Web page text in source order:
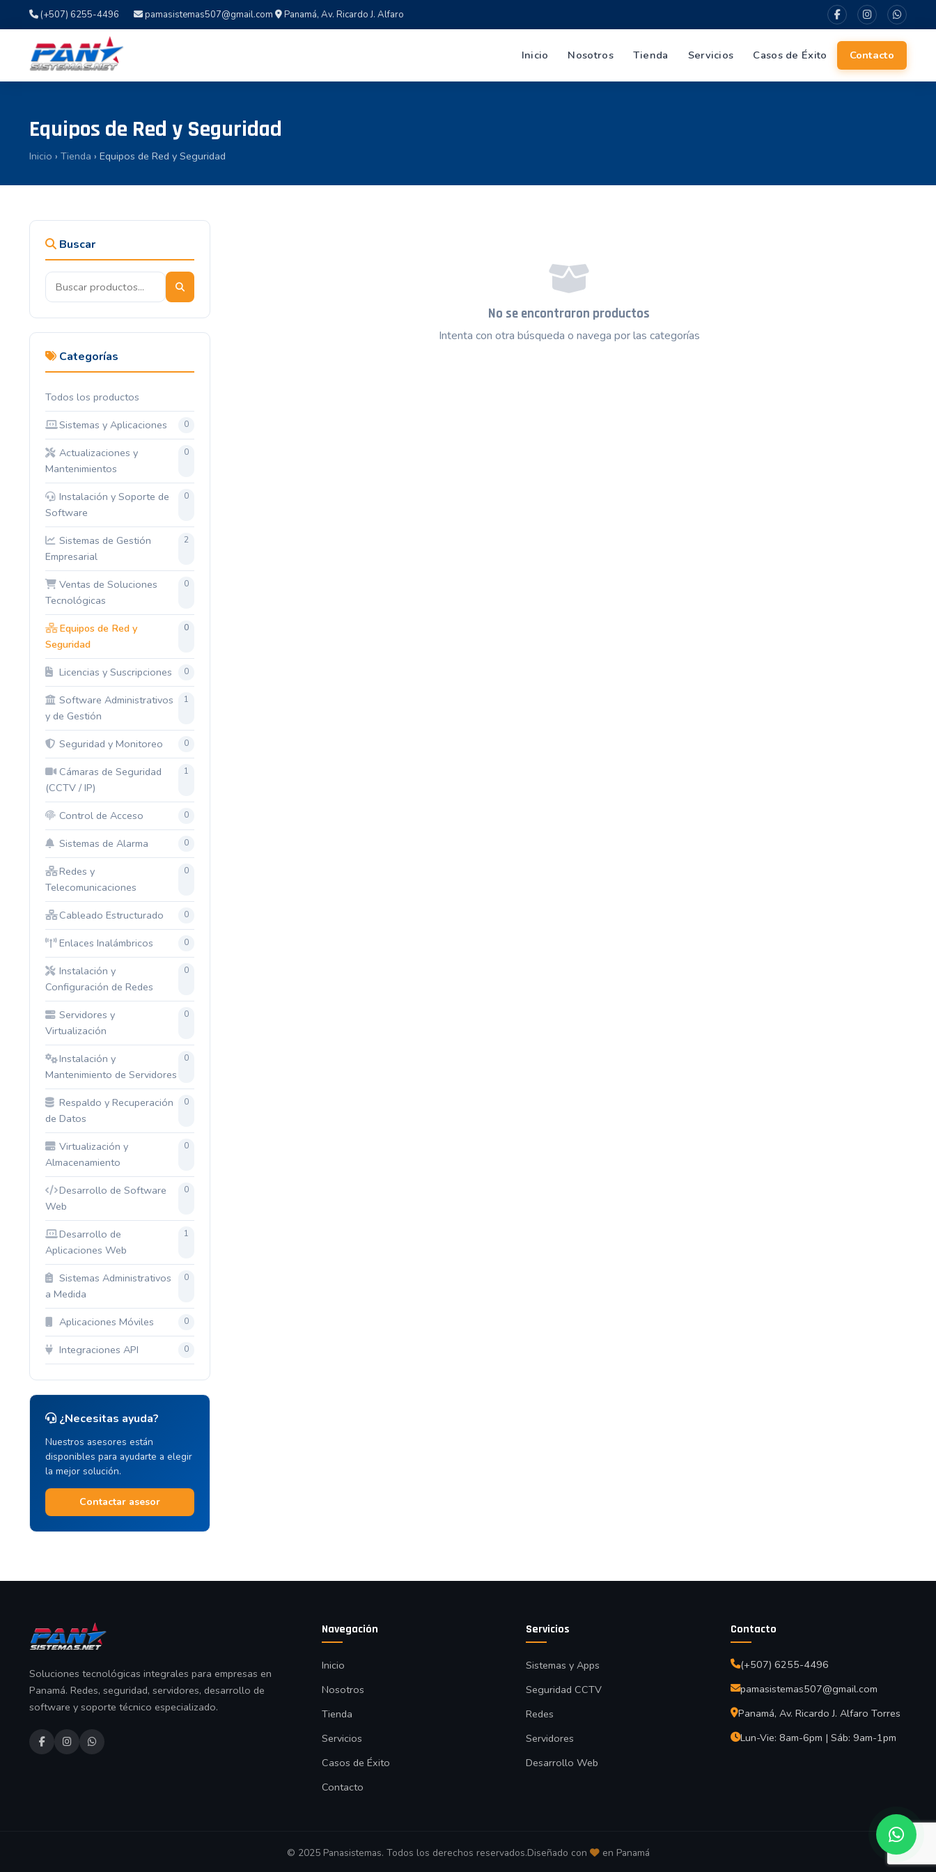
(+507) 6255-4496 pamasistemas507@gmail.com Panamá, Av. Ricardo J. Alfaro
Inicio Nosotros Tienda Servicios Casos de Éxito Contacto
Equipos de Red y Seguridad
Inicio › Tienda › Equipos de Red y Seguridad
Buscar
Categorías
Todos los productos
Sistemas y Aplicaciones
0
Actualizaciones y
Mantenimientos
0
Instalación y Soporte de
Software
0
Sistemas de Gestión
Empresarial
2
Ventas de Soluciones
Tecnológicas
0
Equipos de Red y
Seguridad
0
Licencias y Suscripciones 0
Software Administrativos
y de Gestión
1
Seguridad y Monitoreo 0
Cámaras de Seguridad
(CCTV / IP)
1
Control de Acceso 0
Sistemas de Alarma 0
Redes y
Telecomunicaciones
0
Cableado Estructurado 0
Enlaces Inalámbricos 0
Instalación y
Configuración de Redes
0
Servidores y
Virtualización
0
Instalación y
Mantenimiento de Servidores
0
Respaldo y Recuperación
de Datos
0
Virtualización y
Almacenamiento
0
Desarrollo de Software
Web
0
Desarrollo de
Aplicaciones Web
1
Sistemas Administrativos
a Medida
0
Aplicaciones Móviles 0
Integraciones API 0
¿Necesitas ayuda?
Nuestros asesores están
disponibles para ayudarte a elegir
la mejor solución.
Contactar asesor
No se encontraron productos
Intenta con otra búsqueda o navega por las categorías
Soluciones tecnológicas integrales para empresas en
Panamá. Redes, seguridad, servidores, desarrollo de
software y soporte técnico especializado.
Navegación
Inicio
Nosotros
Tienda
Servicios
Casos de Éxito
Contacto
Servicios
Sistemas y Apps
Seguridad CCTV
Redes
Servidores
Desarrollo Web
Contacto
(+507) 6255-4496
pamasistemas507@gmail.com
Panamá, Av. Ricardo J. Alfaro Torres
Lun-Vie: 8am-6pm | Sáb: 9am-1pm
© 2025 Panasistemas. Todos los derechos reservados.Diseñado con en Panamá